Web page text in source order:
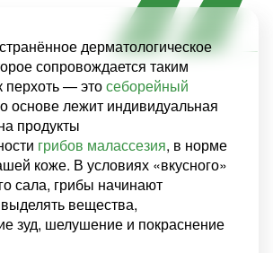
дерматологическое
сопровождается таким
перхоть — этосеборейный
основе лежит индивидуальная
продукты
грибов малассезия, в норме
коже. В условиях «вкусного»
сала, грибы начинают
вещества,
зуд, шелушение и покраснение